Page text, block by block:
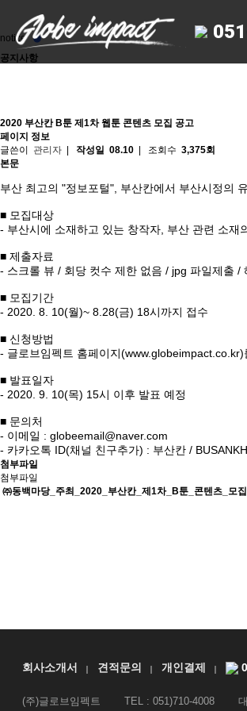
notice .
공지사항
2020 부산칸 B툰 제1차 웹툰 콘텐츠 모집 공고
페이지 정보
글쓴이
관리자 작성일 08.10 조회수 3,375회
본문
부산 최고의 "정보포털", 부산칸에서 부산시정의
■ 모집대상
- 부산시에 소재하고 있는 창작자, 부산 관련 소재
■ 제출자료
- 스크롤 뷰 / 회당 컷수 제한 없음 / jpg 파일제출 /
■ 모집기간
- 2020. 8. 10(월)~ 8.28(금) 18시까지 접수
■ 신청방법
- 글로브임펙트 홈페이지(www.globeimpact.co.kr)
■ 발표일자
- 2020. 9. 10(목) 15시 이후 발표 예정
■ 문의처
- 이메일 : globeemail@naver.com
- 카카오톡 ID(채널 친구추가) : 부산칸 /
첨부파일
첨부파일
㈜동백마당_주최_2020_부산칸_제1차_B툰_콘텐츠_모
회사소개서 견적문의 개인결제
(주)글로브임펙트 TEL : 051)710-4008